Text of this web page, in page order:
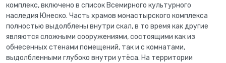
комплекс, включено в список Всемирного культурного
наследия Юнеско. Часть храмов монастырского комплекса
полностью выдолблены внутри скал, в то время как другие
являются сложными сооружениями, состоящими как из
обнесенных стенами помещений, так и с комнатами,
выдолбленными глубоко внутри утёса. На территории